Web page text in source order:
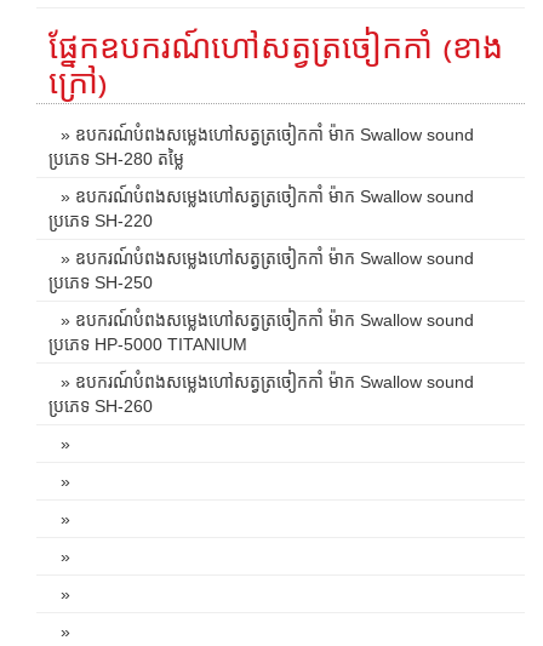
ផ្នែកឧបករណ៍ហៅសត្វត្រចៀកកាំ (ខាង
ក្រៅ)
» ឧបករណ៍បំពងសម្លេងហៅសត្វត្រចៀកកាំ ម៉ាក Swallow sound
ប្រភេទ SH-280 តម្លៃ
» ឧបករណ៍បំពងសម្លេងហៅសត្វត្រចៀកកាំ ម៉ាក Swallow sound
ប្រភេទ SH-220
» ឧបករណ៍បំពងសម្លេងហៅសត្វត្រចៀកកាំ ម៉ាក Swallow sound
ប្រភេទ SH-250
» ឧបករណ៍បំពងសម្លេងហៅសត្វត្រចៀកកាំ ម៉ាក Swallow sound
ប្រភេទ HP-5000 TITANIUM
» ឧបករណ៍បំពងសម្លេងហៅសត្វត្រចៀកកាំ ម៉ាក Swallow sound
ប្រភេទ SH-260
»
»
»
»
»
»